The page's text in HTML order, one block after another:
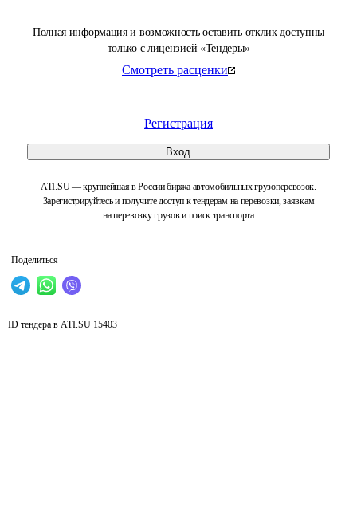
Полная информация и возможность оставить отклик доступны
только с лицензией «Тендеры»
Смотреть расценки
Регистрация
Вход
ATI.SU — крупнейшая в России биржа автомобильных грузоперевозок.
Зарегистрируйтесь и получите доступ к тендерам на перевозки, заявкам
на перевозку грузов и поиск транспорта
Поделиться
ID тендера в ATI.SU 15403